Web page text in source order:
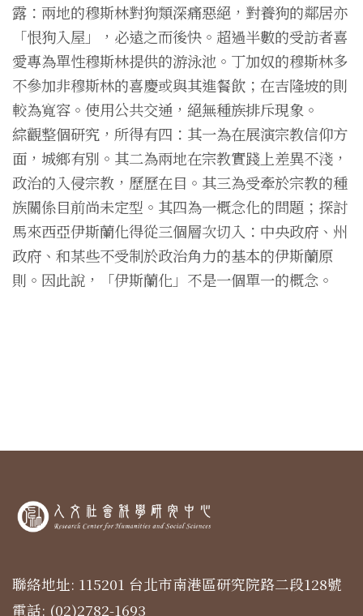
露：兩地的穆斯林對狗類深痛惡絕，對養狗的鄰居亦
「恨狗入屋」，必遠之而後快。超過半數的受訪者喜
愛專為單性穆斯林提供的游泳池。丁加奴的穆斯林多
不參加非穆斯林的喜慶或與其進餐飲；在吉隆坡的則
較為寬容。使用公共交通，絕無種族排斥現象。
綜觀整個研究，所得有四：其一為在展演宗教信仰方
面，城鄉有別。其二為兩地在宗教實踐上差異不淺，
政治的入侵宗教，歷歷在目。其三為受牽於宗教的種
族關係目前尚未定型。其四為一概念化的問題；探討
馬來西亞伊斯蘭化得從三個層次切入：中央政府、州
政府、和某些不受制於政治角力的基本的伊斯蘭原
則。因此說，「伊斯蘭化」不是一個單一的概念。
聯絡地址: 115201 台北市南港區研究院路二段128號
電話: (02)2782-1693